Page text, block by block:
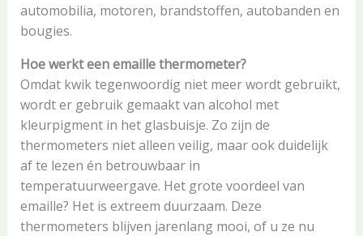
automobilia, motoren, brandstoffen, autobanden en
bougies.
Hoe werkt een emaille thermometer?
Omdat kwik tegenwoordig niet meer wordt gebruikt,
wordt er gebruik gemaakt van alcohol met
kleurpigment in het glasbuisje. Zo zijn de
thermometers niet alleen veilig, maar ook duidelijk
af te lezen én betrouwbaar in
temperatuurweergave. Het grote voordeel van
emaille? Het is extreem duurzaam. Deze
thermometers blijven jarenlang mooi, of u ze nu